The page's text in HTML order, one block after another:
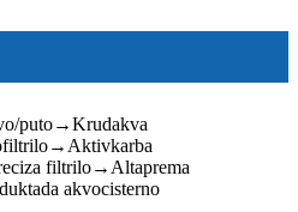
puto→Krudakva
→ Aktivkarba
filtrilo→ Altaprema
akvocisterno